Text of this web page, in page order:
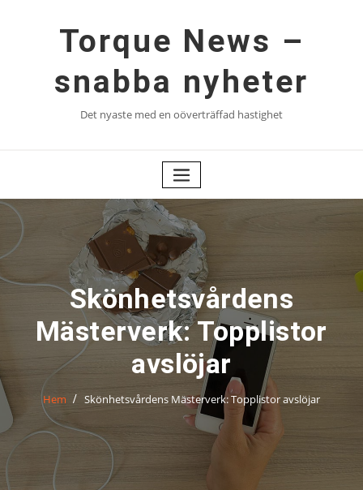
Torque News –
snabba nyheter
Det nyaste med en oöverträffad hastighet
Skönhetsvårdens
Mästerverk: Topplistor
avslöjar
Hem Skönhetsvårdens Mästerverk: Topplistor avslöjar